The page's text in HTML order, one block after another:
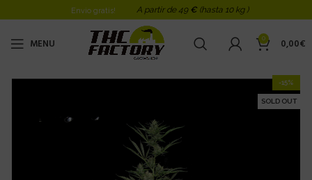
Envio gratis! A partir de 49 € (hasta 10 kg )
MENU 0 0,00€
-15%
SOLD OUT